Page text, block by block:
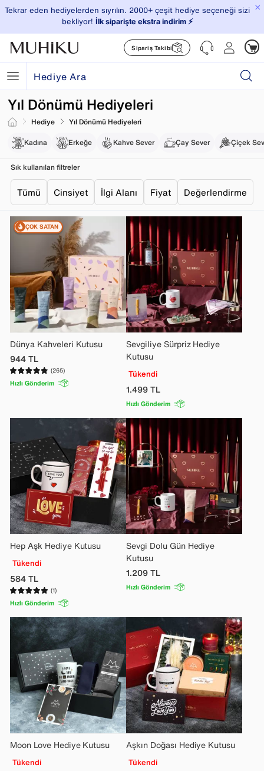
×
Tekrar eden hediyelerden sıyrılın. 2000+ çeşit hediye seçeneği sizi
bekliyor! İlk siparişte ekstra indirim ⚡️
Sipariş Takibi
Hediye Yıl Dönümü Hediyeleri
Yıl Dönümü Hediyeleri
Kadına Erkeğe Kahve Sever Çay Sever Çiçek
Sık kullanılan filtreler
Tümü Cinsiyet İlgi Alanı Fiyat Değerlendirme
Dünya Kahveleri Kutusu
944TL
(265)
Hızlı Gönderim
ÇOK SATAN
Sevgiliye Sürpriz Hediye
Kutusu
Tükendi
1.499TL
Hızlı Gönderim
Hep Aşk Hediye Kutusu
Tükendi
584TL
(1)
Hızlı Gönderim
Sevgi Dolu Gün Hediye
Kutusu
1.209TL
Hızlı Gönderim
Moon Love Hediye Kutusu
Tükendi
Aşkın Doğası Hediye Kutusu
Tükendi